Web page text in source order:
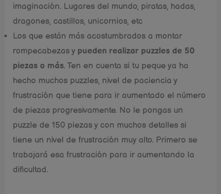
imaginación. Lugares del mundo, piratas, hadas,
dragones, castillos, unicornios, etc
Los que están más acostumbrados a montar
rompecabezas y pueden realizar puzzles de 50
piezas o más. Ten en cuenta si tu peque ya ha
hecho muchos puzzles, nivel de paciencia y
frustración que tiene para ir aumentado el número
de piezas progresivamente. No le pongas un
puzzle de 150 piezas y con muchos detalles si
tiene un nivel de frustración muy alto. Primero se
trabajará esa frustración para ir aumentando la
dificultad.